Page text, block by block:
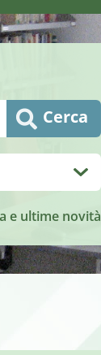
Cerca
e ultime novità